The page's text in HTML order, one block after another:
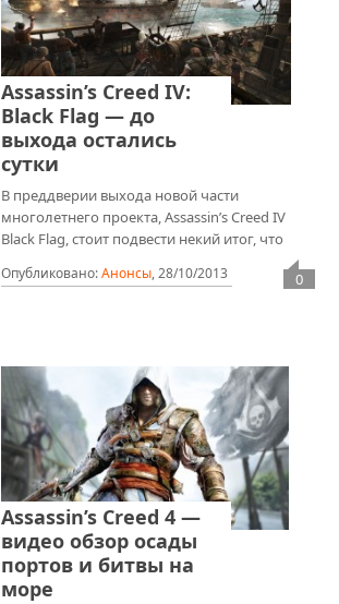
Assassin’s Creed IV:
Black Flag — до
выхода остались
сутки
В преддверии выхода новой части
многолетнего проекта, Assassin’s Creed IV
Black Flag, стоит подвести некий итог, что
Опубликовано:Анонсы,28/10/2013 0
Assassin’s Creed 4 —
видео обзор осады
портов и битвы на
море